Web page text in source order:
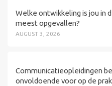
Welke ontwikkeling is jou in
meest opgevallen?
AUGUST 3, 2026
Communicatieopleidingen
onvoldoende voor op de